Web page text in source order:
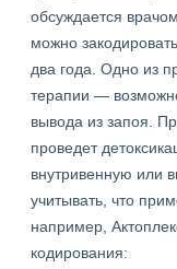
обсуждается
можно
два года. Одно из
терапии —
вывода из запоя.
проведет
внутривенную или
учитывать, что
например,
кодирования: